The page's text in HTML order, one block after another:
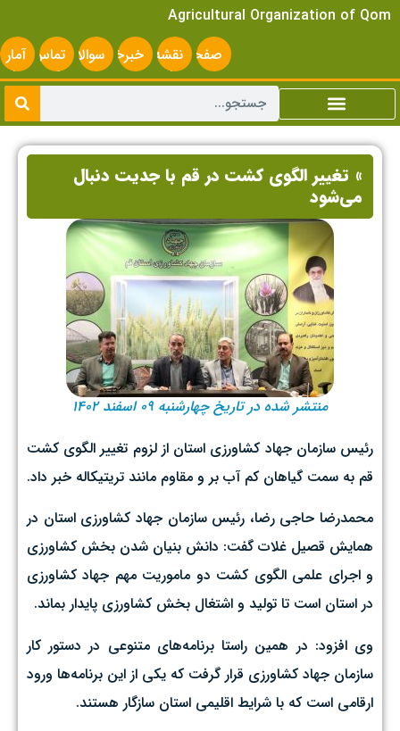
Agricultural Organization of Qom
صفحه
اصلی
نقشه
سایت
خبرخوانسوالات
متداول
تماس
با ما
آمار
» تغییر الگوی کشت در قم با جدیت دنبال
می‌شود
منتشر شده در تاریخ چهارشنبه ۰۹ اسفند ۱۴۰۲
رئیس سازمان جهاد کشاورزی استان از لزوم تغییر الگوی کشت
قم به سمت گیاهان کم آب بر و مقاوم مانند تریتیکاله خبر داد.
محمدرضا حاجی رضا، رئیس سازمان جهاد کشاورزی استان در
همایش قصیل غلات گفت: دانش بنیان شدن بخش کشاورزی
و اجرای علمی الگوی کشت دو ماموریت مهم جهاد کشاورزی
در استان است تا تولید و اشتغال بخش کشاورزی پایدار بماند.
وی افزود: در همین راستا برنامه‌های متنوعی در دستور کار
سازمان جهاد کشاورزی قرار گرفت که یکی از این برنامه‌ها ورود
ارقامی است که با شرایط اقلیمی استان سازگار هستند.